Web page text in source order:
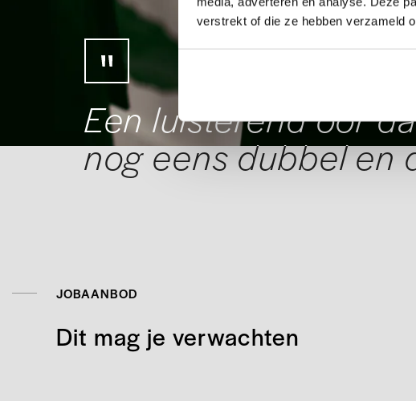
verstrekt of die ze hebben verzameld
Een luisterend oor
nog eens dubbel en
JOBAANBOD
Dit mag je verwachten